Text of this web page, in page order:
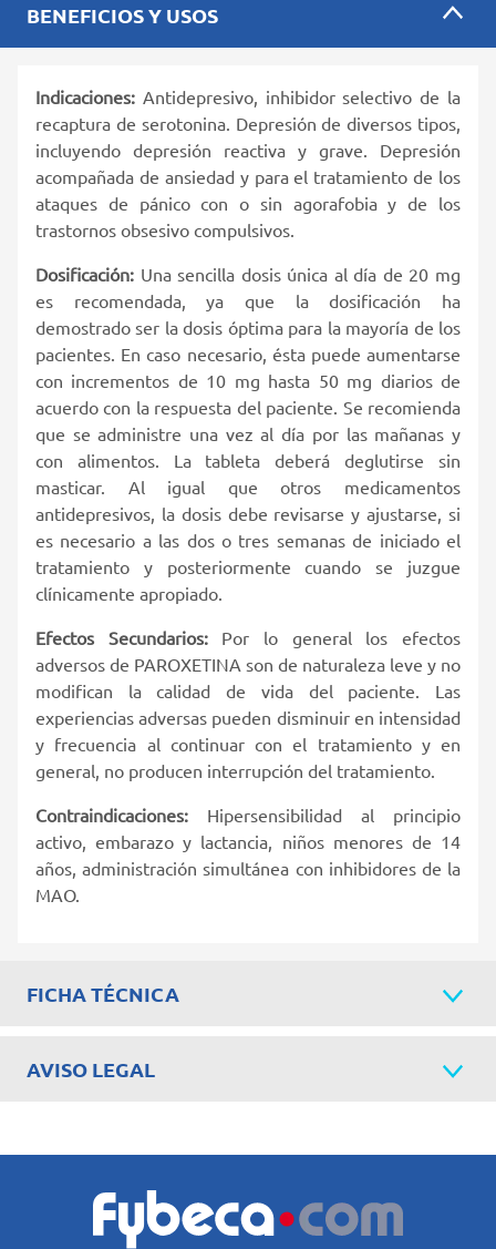
BENEFICIOS Y USOS
Indicaciones: Antidepresivo, inhibidor selectivo de la
recaptura de serotonina. Depresión de diversos tipos,
incluyendo depresión reactiva y grave. Depresión
acompañada de ansiedad y para el tratamiento de los
ataques de pánico con o sin agorafobia y de los
trastornos obsesivo compulsivos.
Dosificación: Una sencilla dosis única al día de 20 mg
es recomendada, ya que la dosificación ha
demostrado ser la dosis óptima para la mayoría de los
pacientes. En caso necesario, ésta puede aumentarse
con incrementos de 10 mg hasta 50 mg diarios de
acuerdo con la respuesta del paciente. Se recomienda
que se administre una vez al día por las mañanas y
con alimentos. La tableta deberá deglutirse sin
masticar. Al igual que otros medicamentos
antidepresivos, la dosis debe revisarse y ajustarse, si
es necesario a las dos o tres semanas de iniciado el
tratamiento y posteriormente cuando se juzgue
clínicamente apropiado.
Efectos Secundarios:Por lo general los efectos
adversos de PAROXETINA son de naturaleza leve y no
modifican la calidad de vida del paciente. Las
experiencias adversas pueden disminuir en intensidad
y frecuencia al continuar con el tratamiento y en
general, no producen interrupción del ­tratamiento.
Contraindicaciones: Hipersensibilidad al principio
activo, embarazo y lactancia, niños menores de 14
años, administración simultánea con inhibidores de la
MAO.
FICHA TÉCNICA
AVISO LEGAL